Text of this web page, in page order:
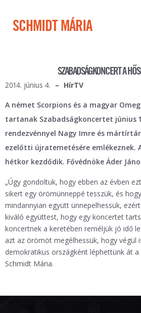
SCHMIDT MÁRIA
SZABADSÁGKONCERT A
2014. június 4. HírTV
A német Scorpions és a magyar
tartanak Szabadságkoncertet június
rendezvénnyel Nagy Imre és
ezelőtti újratemetésére emlékeznek.
hétkor kezdődik. Fővédnöke Áder
„Úgy gondoltuk, hogy ebben az évben
sikert egy örömünneppé tesszük, és
mindannyian együtt ünnepelhessük,
kiváló együttest, hogy egy koncertet
koncertnek a keretében reméljük jó idő
azt az örömöt megélhessük, hogy végül
demokratikus országként léphettünk át a
Schmidt Mária.